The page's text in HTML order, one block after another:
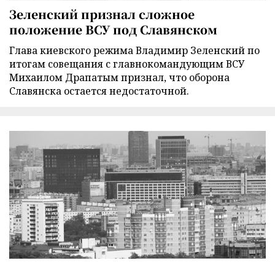
Зеленский признал сложное
положение ВСУ под Славянском
Глава киевского режима Владимир Зеленский по
итогам совещания с главнокомандующим ВСУ
Михаилом Драпатым признал, что оборона
Славянска остается недостаточной.